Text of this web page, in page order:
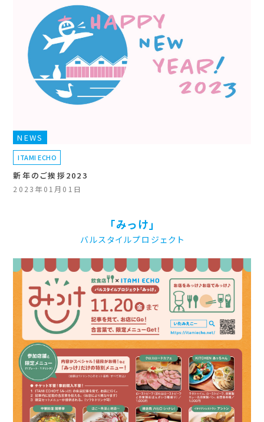
NEWS
ITAMI ECHO
新年のご挨拶2023
2023年01月01日
「みっけ」
バルスタイルプロジェクト